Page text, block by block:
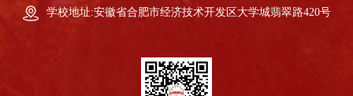
学校地址:安徽省合肥市经济技术开发区大学城翡翠路420号